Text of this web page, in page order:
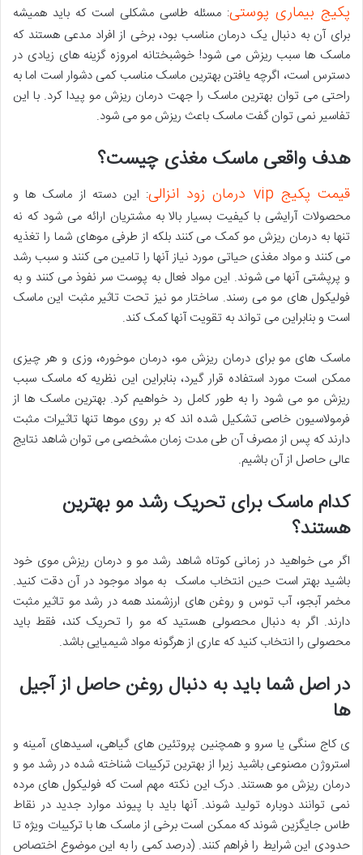
پکیج بیماری پوستی: مسئله طاسی مشکلی است که باید همیشه
برای آن به دنبال یک درمان مناسب بود، برخی از افراد مدعی هستند که
ماسک ها سبب ریزش می شود! خوشبختانه امروزه گزینه های زیادی در
دسترس است، اگرچه یافتن بهترین ماسک مناسب کمی دشوار است اما به
راحتی می توان بهترین ماسک را جهت درمان ریزش مو پیدا کرد. با این
تفاسیر نمی توان گفت ماسک باعث ریزش مو می شود.
هدف واقعی ماسک مغذی چیست؟
قیمت پکیج vip درمان زود انزالی
: این دسته از ماسک ها و
محصولات آرایشی با کیفیت بسیار بالا به مشتریان ارائه می شود که نه
تنها به درمان ریزش مو کمک می کنند بلکه از طرفی موهای شما را تغذیه
می کنند و مواد مغذی حیاتی مورد نیاز آنها را تامین می کنند و سبب رشد
و پرپشتی آنها می شوند. این مواد فعال به پوست سر نفوذ می کنند و به
فولیکول های مو می رسند. ساختار مو نیز تحت تاثیر مثبت این ماسک
است و بنابراین می تواند به تقویت آنها کمک کند.
ماسک های مو برای درمان ریزش مو، درمان موخوره، وزی و هر چیزی
ممکن است مورد استفاده قرار گیرد، بنابراین این نظریه که ماسک سبب
ریزش مو می شود را به طور کامل رد خواهیم کرد. بهترین ماسک ها از
فرمولاسیون خاصی تشکیل شده اند که بر روی موها تنها تاثیرات مثبت
دارند که پس از مصرف آن طی مدت زمان مشخصی می توان شاهد نتایج
عالی حاصل از آن باشیم.
کدام ماسک برای تحریک رشد مو بهترین
هستند؟
اگر می خواهید در زمانی کوتاه شاهد رشد مو و درمان ریزش موی خود
باشید بهتر است حین انتخاب ماسک به مواد موجود در آن دقت کنید.
مخمر آبجو، آب توس و روغن های ارزشمند همه در رشد مو تاثیر مثبت
دارند. اگر به دنبال محصولی هستید که مو را تحریک کند، فقط باید
محصولی را انتخاب کنید که عاری از هرگونه مواد شیمیایی باشد.
در اصل شما باید به دنبال روغن حاصل از آجیل
ها
ی کاج سنگی یا سرو و همچنین پروتئین های گیاهی، اسیدهای آمینه و
استروژن مصنوعی باشید زیرا از بهترین ترکیبات شناخته شده در رشد مو و
درمان ریزش مو هستند. درک این نکته مهم است که فولیکول های مرده
نمی توانند دوباره تولید شوند. آنها باید با پیوند موارد جدید در نقاط
طاس جایگزین شوند که ممکن است برخی از ماسک ها با ترکیبات ویژه تا
حدودی این شرایط را فراهم کنند. (درصد کمی را به این موضوع اختصاص